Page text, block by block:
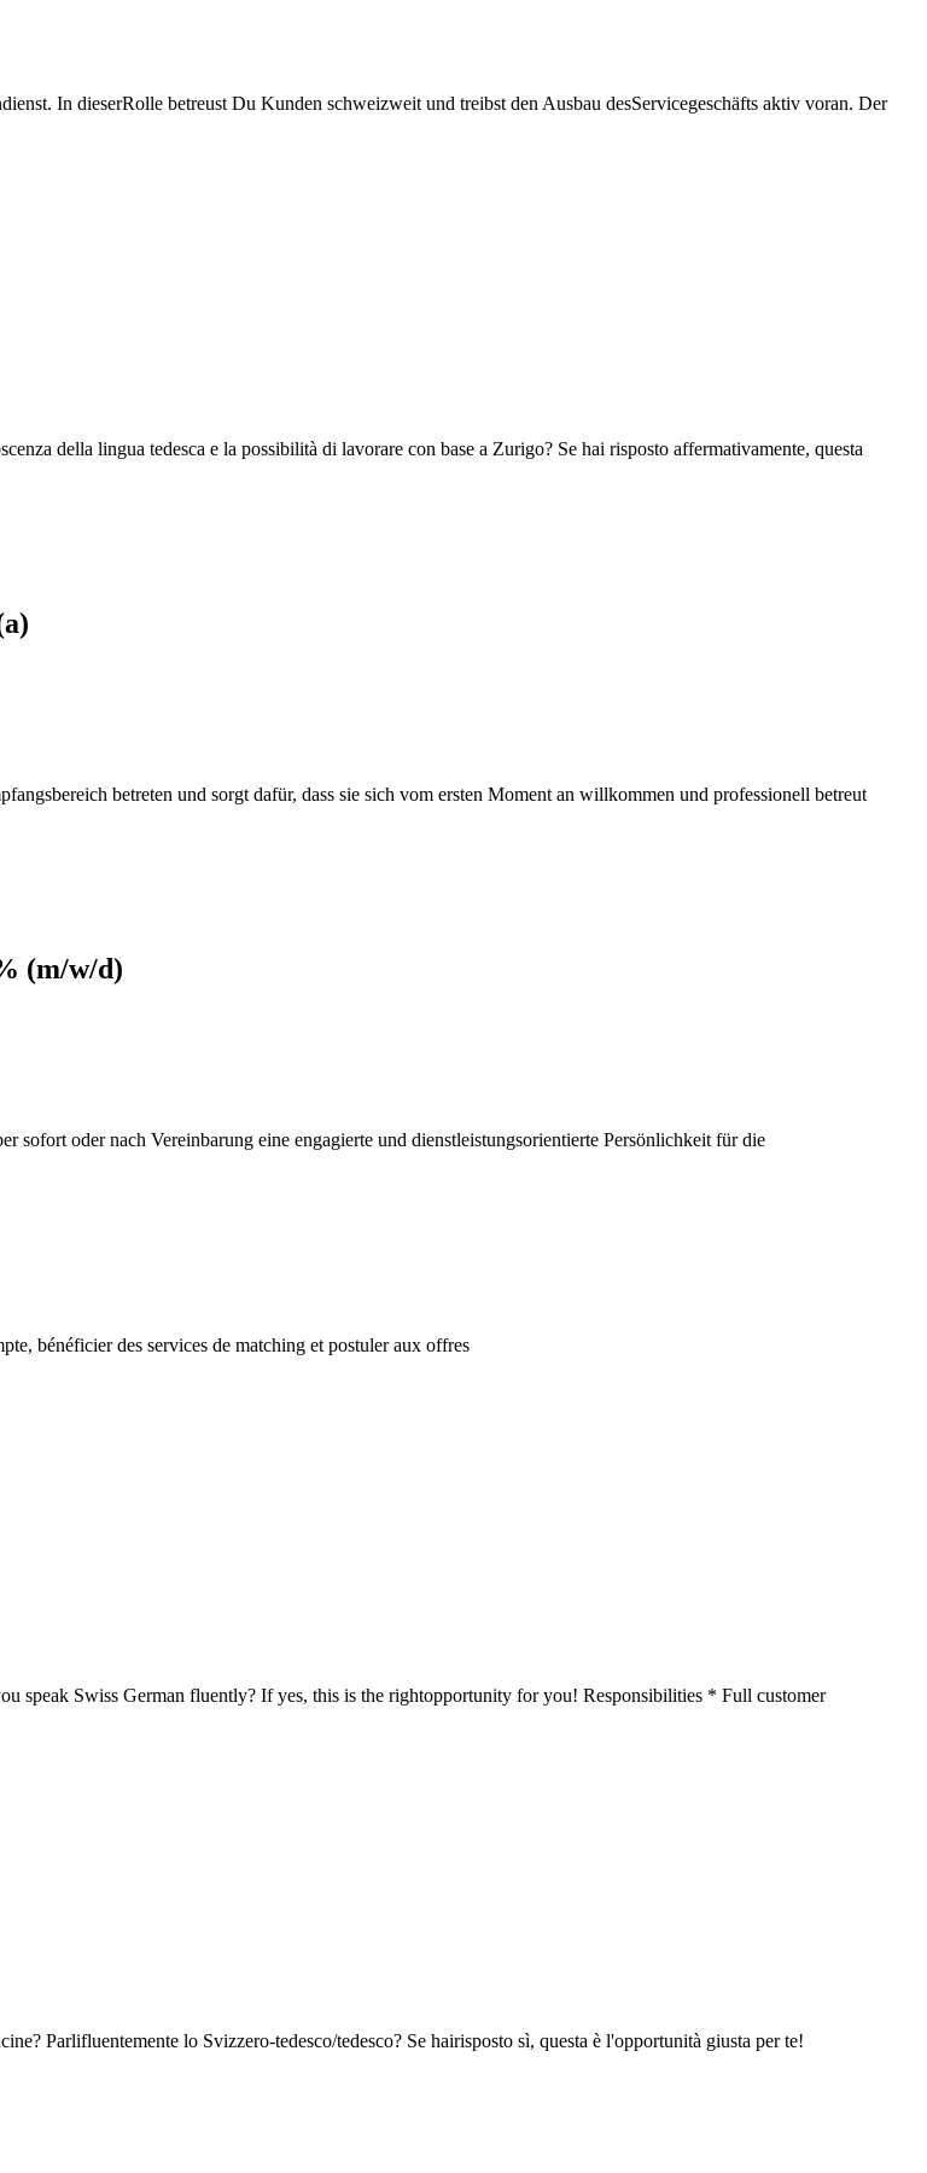
In dieserRolle betreust Du Kunden schweizweit und treibst den Ausbau desServicegeschäfts aktiv voran. Der
della lingua tedesca e la possibilità di lavorare con base a Zurigo? Se hai risposto affermativamente, questa
betreten und sorgt dafür, dass sie sich vom ersten Moment an willkommen und professionell betreut
(m/w/d)
oder nach Vereinbarung eine engagierte und dienstleistungsorientierte Persönlichkeit für die
bénéficier des services de matching et postuler aux offres
speak Swiss German fluently? If yes, this is the rightopportunity for you! Responsibilities * Full customer
Parlifluentemente lo Svizzero-tedesco/tedesco? Se hairisposto sì, questa è l'opportunità giusta per te!